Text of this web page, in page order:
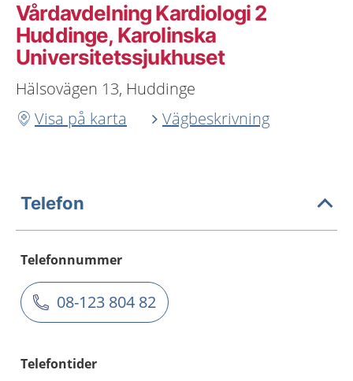
Vårdavdelning Kardiologi 2
Huddinge, Karolinska
Universitetssjukhuset
Hälsovägen 13, Huddinge
Visa på karta
Vägbeskrivning
Telefon
Telefonnummer
08-123 804 82
Telefontider